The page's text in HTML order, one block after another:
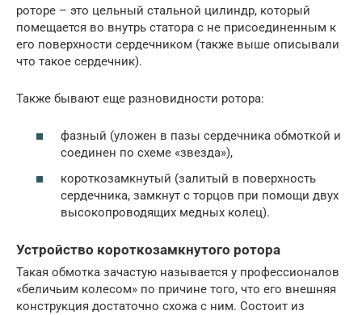
роторе – это цельный стальной цилиндр, который
помещается во внутрь статора с не присоединенным к
его поверхности сердечником (также выше описывали
что такое сердечник).
Также бывают еще разновидности ротора:
фазный (уложен в пазы сердечника обмоткой и
соединен по схеме «звезда»),
короткозамкнутый (залитый в поверхность
сердечника, замкнут с торцов при помощи двух
высокопроводящих медных колец).
Устройство короткозамкнутого ротора
Такая обмотка зачастую называется у профессионалов
«беличьим колесом» по причине того, что его внешняя
конструкция достаточно схожа с ним. Состоит из